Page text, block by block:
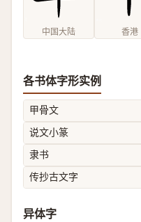
中国大陆 香港
各书体字形实例
甲骨文
说文小篆
隶书
传抄古文字
异体字